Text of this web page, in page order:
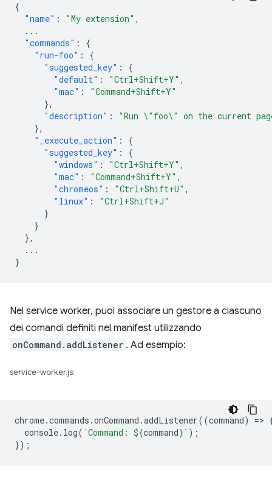
{
"name" : "My extension" ,
...
"commands" :
{
"run-foo" :
{
"suggested_key" :
{
"default" : "Ctrl+Shift+Y" ,
"mac" :
"Command+Shift+Y"
},
"description" :
"Run \"foo\" on the current
},
"_execute_action" :
{
"suggested_key" :
{
"windows" : "Ctrl+Shift+Y" ,
"mac" : "Command+Shift+Y" ,
"chromeos" : "Ctrl+Shift+U" ,
"linux" :
"Ctrl+Shift+J"
}
}
},
...
}
Nel service worker, puoi associare un gestore a ciascuno
dei comandi definiti nel manifest utilizzando
onCommand.addListener . Ad esempio:
service-worker.js:
chrome.commands .onCommand .addListener((command) =>
console. log( `Command: ${command} ` );
});